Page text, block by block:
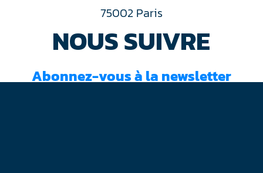
75002 Paris
NOUS SUIVRE
Abonnez-vous à la newsletter